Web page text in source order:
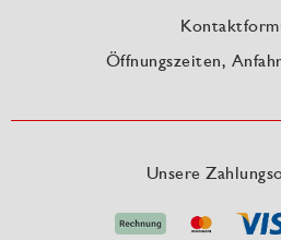
Öffnungszeiten,
Unsere